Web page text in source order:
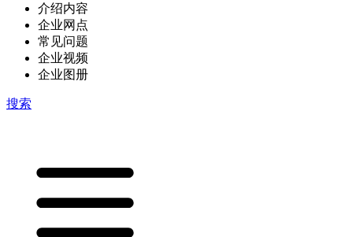
介绍内容
企业网点
常见问题
企业视频
企业图册
搜索